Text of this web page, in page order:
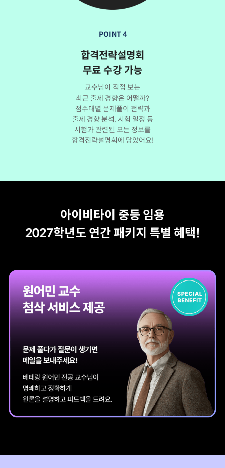
POINT 4
합격전략설명회
무료 수강 가능
교수님이 직접 보는
최근 출제 경향은 어떨까?
점수대별 문제풀이 전략과
출제 경향 분석, 시험 일정 등
시험과 관련된 모든 정보를
합격전략설명회에 담았어요!
아이비타이 중등 임용
2027학년도 연간 패키지 특별 혜택!